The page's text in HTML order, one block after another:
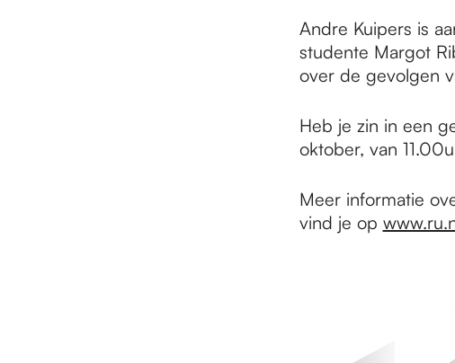
Andre Kuipers is
studente Margot
over de gevolgen
Heb je zin in een
oktober, van
Meer informatie
vind je op